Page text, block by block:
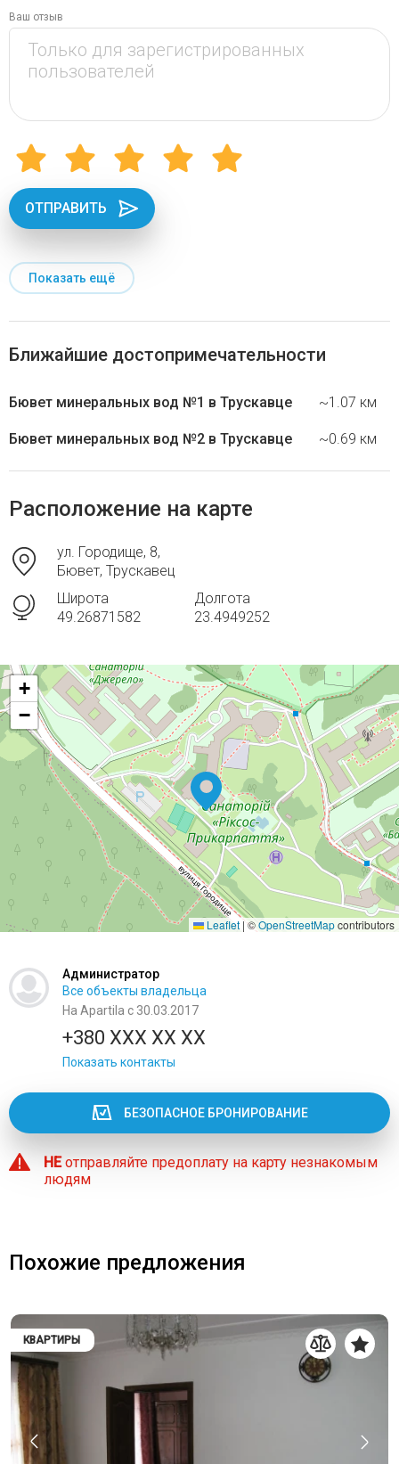
Ваш отзыв
ОТПРАВИТЬ
Показать ещё
Ближайшие достопримечательности
Бювет минеральных вод №1 в Трускавце ~1.07 км
Бювет минеральных вод №2 в Трускавце ~0.69 км
Расположение на карте
ул. Городище, 8,
Бювет, Трускавец
Широта
49.26871582
Долгота
23.4949252
+
−
Leaflet |©OpenStreetMapcontributors
Администратор
Все объекты владельца
На Apartila с 30.03.2017
+380 XXX XX XX
Показать контакты
БЕЗОПАСНОЕ БРОНИРОВАНИЕ
НЕотправляйте предоплату на карту незнакомым
людям
Похожие предложения
КВАРТИРЫ